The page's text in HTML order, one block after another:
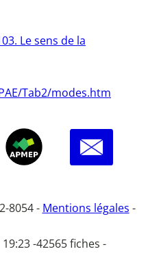
Le sens de la
Tab2/modes.htm
8054 - Mentions légales -
-42565 fiches -